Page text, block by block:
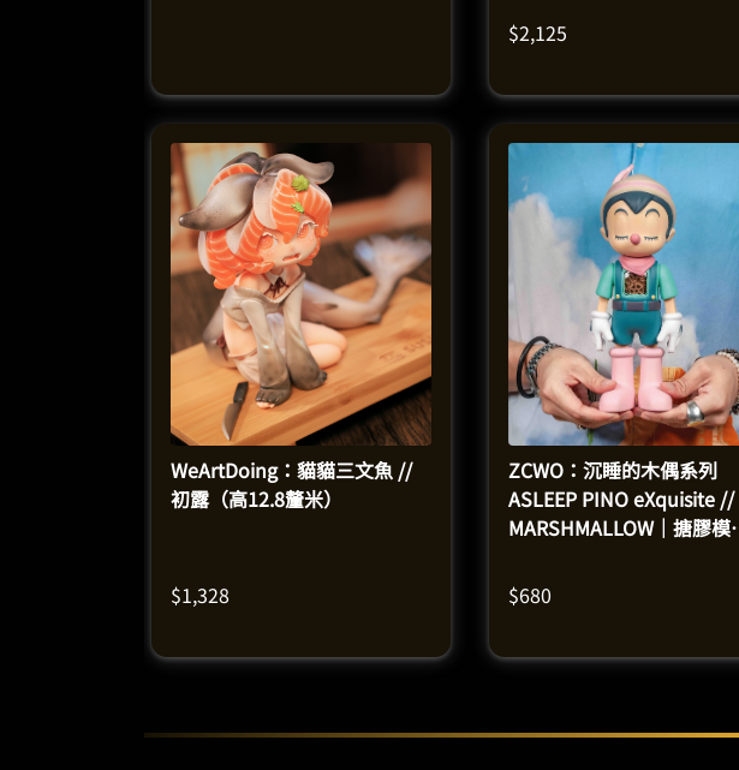
$2,125
WeArtDoing：貓貓三文魚 //
初露（高12.8釐米）
$1,328
ZCWO：沉睡的木偶系列
ASLEEP PINO eXquisite //
MARSHMALLOW｜搪膠模
$680